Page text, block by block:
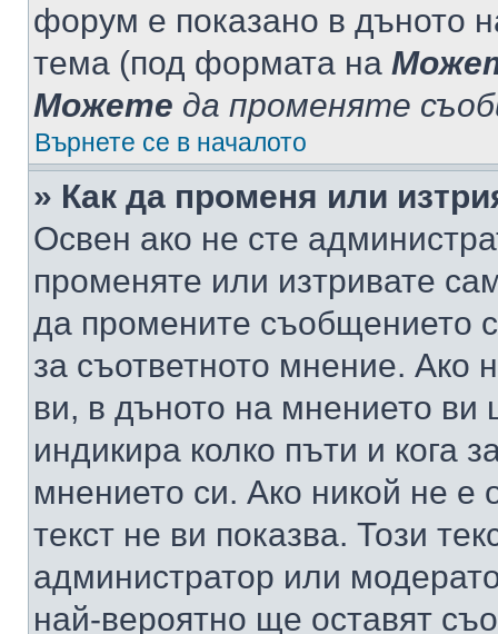
форум е показано в дъното
тема (под формата на
Можете да променяте
Върнете се в началото
» Как да променя или
Освен ако не сте
променяте или изтривате
да промените съобщението
за съответното мнение. Ако
ви, в дъното на мнението ви
индикира колко пъти и кога
мнението си. Ако никой не е
текст не ви показва. Този
администратор или
най-вероятно ще оставят